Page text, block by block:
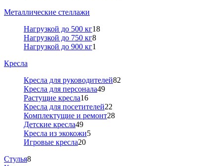
Металлические стеллажи
Нагрузкой до 500 кг18
Нагрузкой до 750 кг8
Нагрузкой до 900 кг1
Кресла
Кресла для руководителей82
Кресла для персонала49
Растущие кресла16
Кресла для посетителей22
Комплектущие и ремонт28
Детские кресла49
Кресла из экокожи5
Игровые кресла20
Стулья8